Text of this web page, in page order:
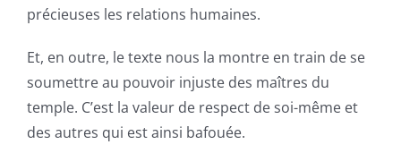
précieuses les relations humaines.
Et, en outre, le texte nous la montre en train de se
soumettre au pouvoir injuste des maîtres du
temple. C’est la valeur de respect de soi-même et
des autres qui est ainsi bafouée.